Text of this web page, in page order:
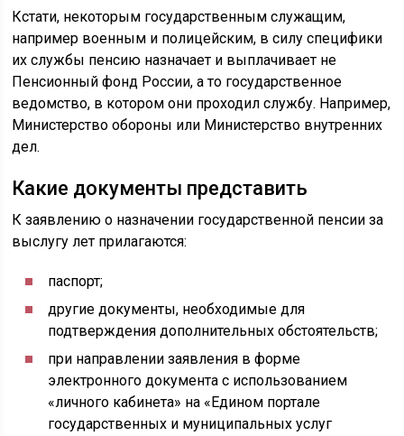
Кстати, некоторым государственным служащим,
например военным и полицейским, в силу специфики
их службы пенсию назначает и выплачивает не
Пенсионный фонд России, а то государственное
ведомство, в котором они проходил службу. Например,
Министерство обороны или Министерство внутренних
дел.
Какие документы представить
К заявлению о назначении государственной пенсии за
выслугу лет прилагаются:
паспорт;
другие документы, необходимые для
подтверждения дополнительных обстоятельств;
при направлении заявления в форме
электронного документа с использованием
«личного кабинета» на «Едином портале
государственных и муниципальных услуг